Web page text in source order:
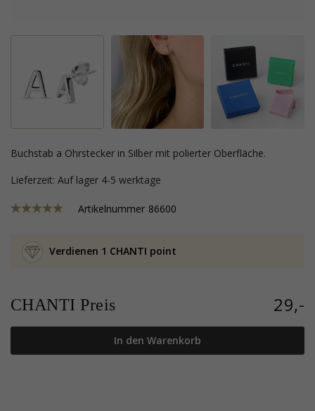
buchstab a Ohrstecker in Silber mit polierter Oberfläche.
Lieferzeit: Auf lager 4-5 werktage
Artikelnummer 86600
Verdienen 1 CHANTI point
CHANTI Preis 29,-
In den Warenkorb